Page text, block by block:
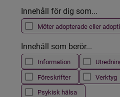
Innehåll för dig som...
Möter adopterade eller
Innehåll som berör...
Information
Föreskrifter
Verktyg
Psykisk hälsa